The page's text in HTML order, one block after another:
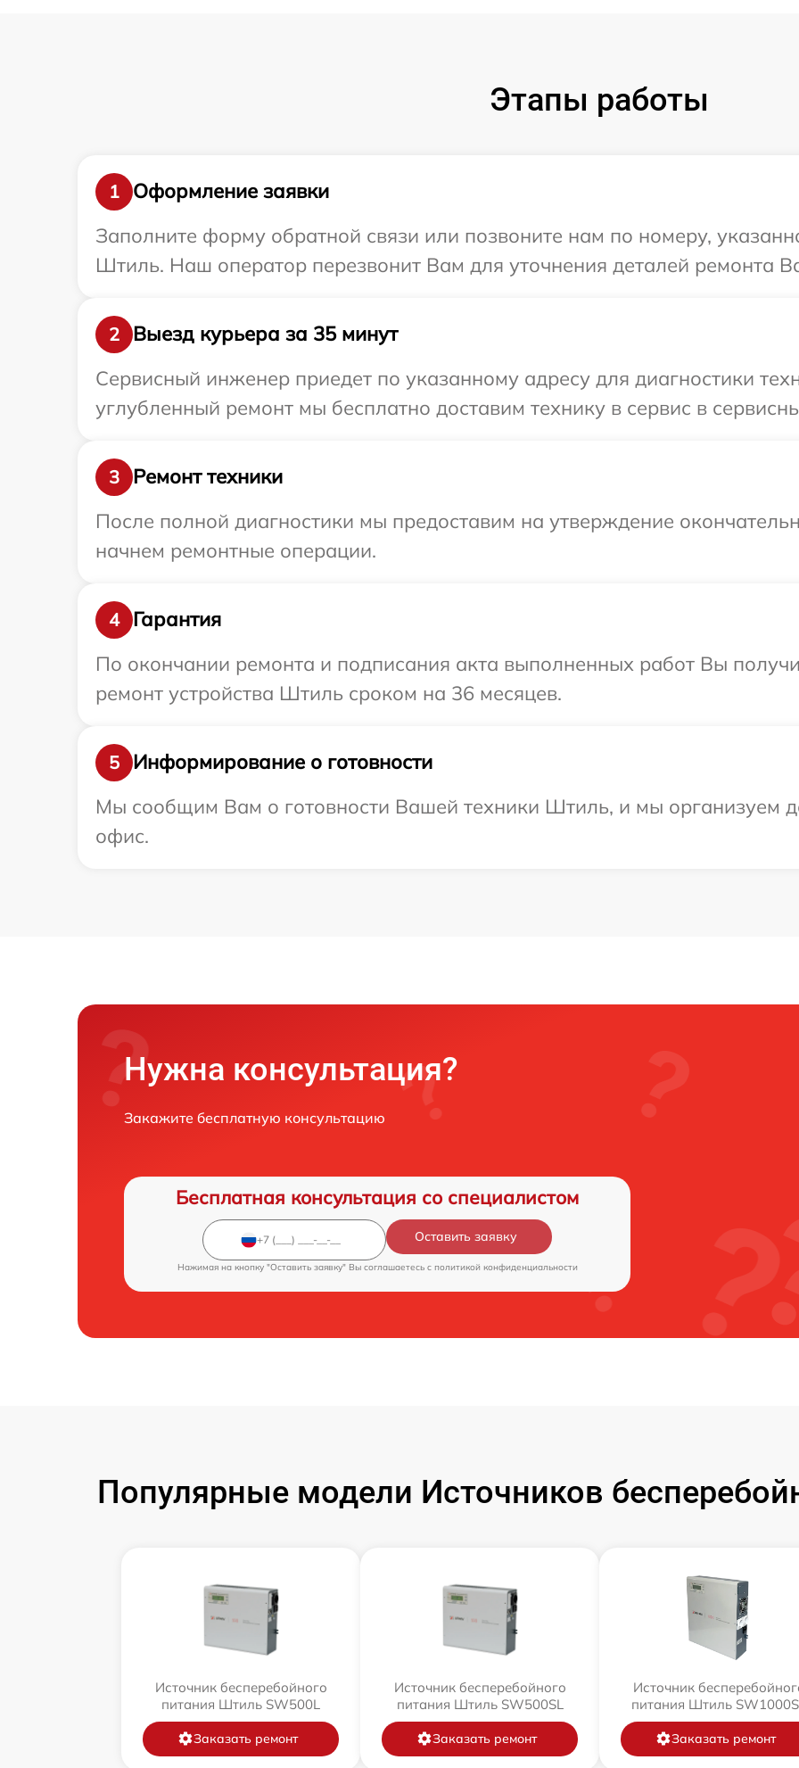
Этапы работы
1
Оформление заявки
Заполните форму обратной связи или позвоните нам по номеру,
Штиль. Наш оператор перезвонит Вам для уточнения деталей ремонта
2
Выезд курьера за 35 минут
Сервисный инженер приедет по указанному адресу для диагностики
углубленный ремонт мы бесплатно доставим технику в сервис в
3
Ремонт техники
После полной диагностики мы предоставим на утверждение
начнем ремонтные операции.
4
Гарантия
По окончании ремонта и подписания акта выполненных работ Вы
ремонт устройства Штиль сроком на 36 месяцев.
5
Информирование о готовности
Мы сообщим Вам о готовности Вашей техники Штиль, и мы организуем
офис.
Нужна консультация?
Закажите бесплатную консультацию
Бесплатная консультация со специалистом
Оставить заявку
Нажимая на кнопку "Оставить заявку" Вы соглашаетесь c политикой конфиденциальности
Популярные модели Источников
Источник бесперебойного
питания Штиль SW500L
Заказать ремонт
Источник бесперебойного
питания Штиль SW500SL
Заказать ремонт
Источник
питания Штиль
Заказать ремонт